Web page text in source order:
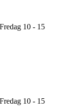
10 - 15
10 - 15